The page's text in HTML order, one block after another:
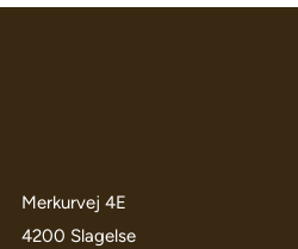
Merkurvej 4E
4200 Slagelse